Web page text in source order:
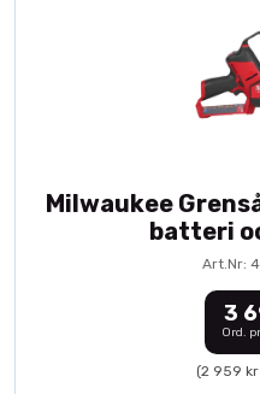
Milwaukee
batteri
Art.Nr:
3
Ord.
(2 959